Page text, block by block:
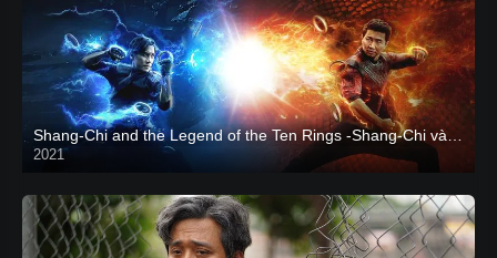
2021
CAM